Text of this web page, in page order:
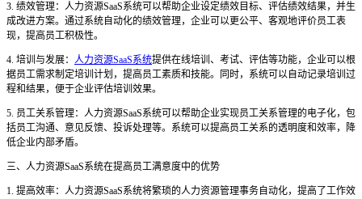
3. 绩效管理：人力资源SaaS系统可以帮助企业设定绩效目标、评估绩效结果，并生
成改进方案。通过系统自动化的绩效管理，企业可以更公平、客观地评价员工表
现，提高员工积极性。
4. 培训与发展： 人力资源SaaS系统提供在线培训、考试、评估等功能，企业可以根
据员工需求制定培训计划，提高员工素质和技能。同时，系统可以自动记录培训过
程和结果，便于企业评估培训效果。
5. 员工关系管理：人力资源SaaS系统可以帮助企业实现员工关系管理的电子化，包
括员工沟通、意见反馈、投诉处理等。系统可以提高员工关系的透明度和效率，降
低企业内部矛盾。
三、人力资源SaaS系统在提高员工满意度中的优势
1. 提高效率：人力资源SaaS系统将繁琐的人力资源管理事务自动化，提高了工作效